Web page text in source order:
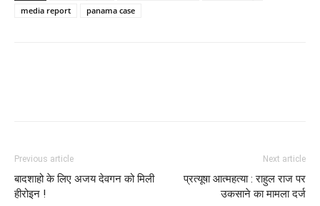
media report
panama case
Previous article
बादशाहो के लिए अजय देवगन को मिली
हीरोइन !
Next article
प्रत्यूषा आत्महत्या : राहुल राज पर
उकसाने का मामला दर्ज